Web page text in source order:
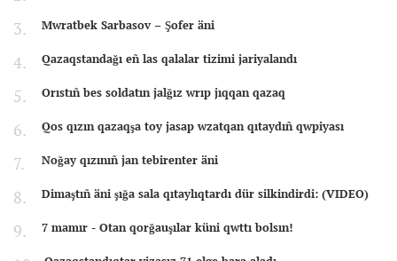
Mwratbek Sarbasov – Şofer äni
Qazaqstandağı eñ las qalalar tizimi jariyalandı
Orıstıñ bes soldatın jalğız wrıp jıqqan qazaq
Qos qızın qazaqşa toy jasap wzatqan qıtaydıñ qwpiyası
Noğay qızınıñ jan tebirenter äni
Dimaştıñ äni şığa sala qıtaylıqtardı dür silkindirdi: (VIDEO)
7 mamır - Otan qorğauşılar küni qwttı bolsın!